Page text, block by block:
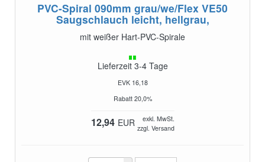
PVC-Spiral 090mm grau/we/Flex VE50
Saugschlauch leicht, hellgrau,
mit weißer Hart-PVC-Spirale
Lieferzeit 3-4 Tage
EVK 16,18
Rabatt 20,0%
12,94 EUR
exkl. MwSt.
zzgl. Versand